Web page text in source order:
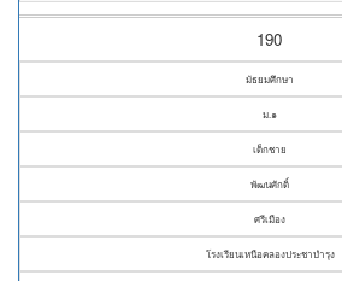
190
มัธยมศึกษา
ม.๑
เด็กชาย
พัฒนศักดิ์
ศรีเมือง
โรงเรียนเหนือคลองประชาบำรุง